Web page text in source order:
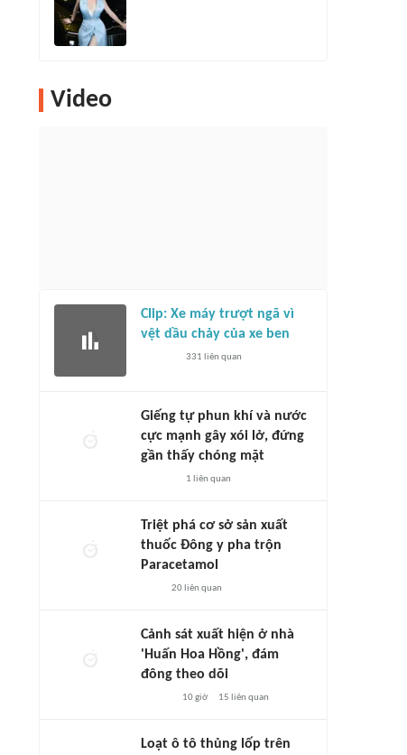
Video
Clip: Xe máy trượt ngã vì
vệt dầu chảy của xe ben
331 liên quan
Giếng tự phun khí và nước
cực mạnh gây xói lở, đứng
gần thấy chóng mặt
1 liên quan
Triệt phá cơ sở sản xuất
thuốc Đông y pha trộn
Paracetamol
20liên quan
Cảnh sát xuất hiện ở nhà
'Huấn Hoa Hồng', đám
đông theo dõi
10 giờ 15 liên quan
Loạt ô tô thủng lốp trên